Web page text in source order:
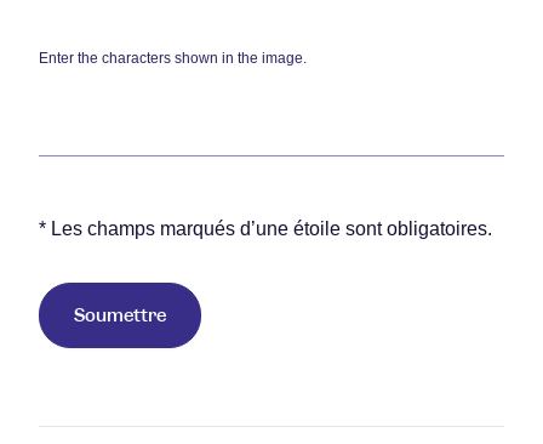
Enter the characters shown in the image.
* Les champs marqués d’une étoile sont obligatoires.